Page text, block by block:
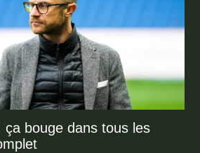
ça bouge dans tous les